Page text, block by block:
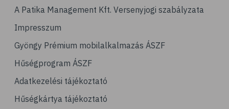
# tél
# vérnyomásmérés
# kardiológia
# kardiovaszkuláris betegségek
A Patika Management Kft. Versenyjogi szabályzata
Impresszum
Gyöngy Prémium mobilalkalmazás ÁSZF
Hűségprogram ÁSZF
Adatkezelési tájékoztató
Hűségkártya tájékoztató